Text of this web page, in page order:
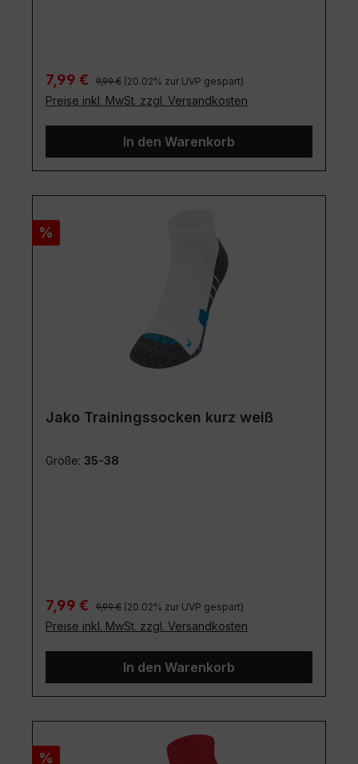
Verkaufspreis:
7,99 € Regulärer Preis:
9,99 € (20.02% zur UVP gespart)
Preise inkl. MwSt. zzgl. Versandkosten
In den Warenkorb
Rabatt
%
Jako Trainingssocken kurz weiß
Größe: 35-38
Verkaufspreis:
7,99 € Regulärer Preis:
9,99 € (20.02% zur UVP gespart)
Preise inkl. MwSt. zzgl. Versandkosten
In den Warenkorb
Rabatt
%